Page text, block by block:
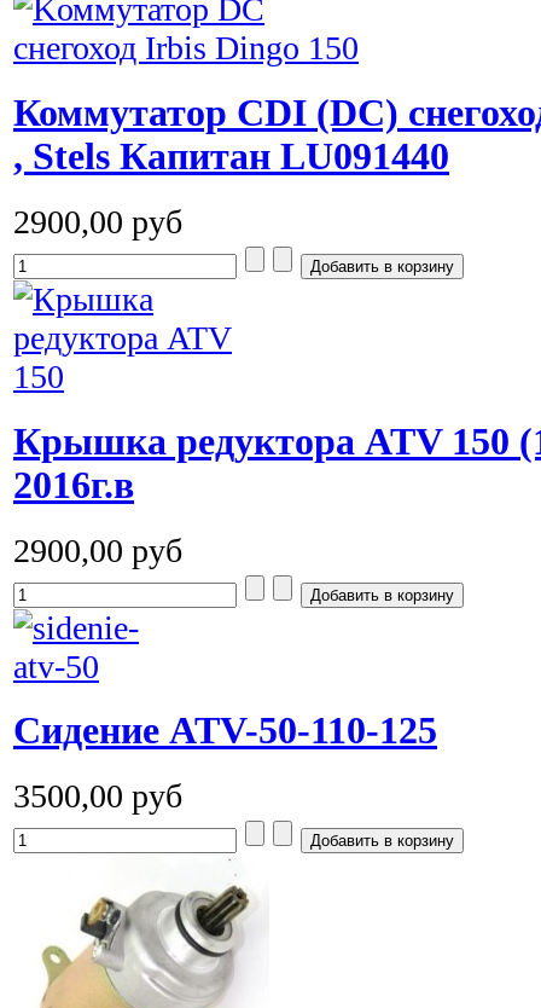
Коммутатор CDI (DC)
, Stels Капитан LU091440
2900,00 руб
Крышка редуктора ATV 150
2016г.в
2900,00 руб
Сидение ATV-50-110-125
3500,00 руб